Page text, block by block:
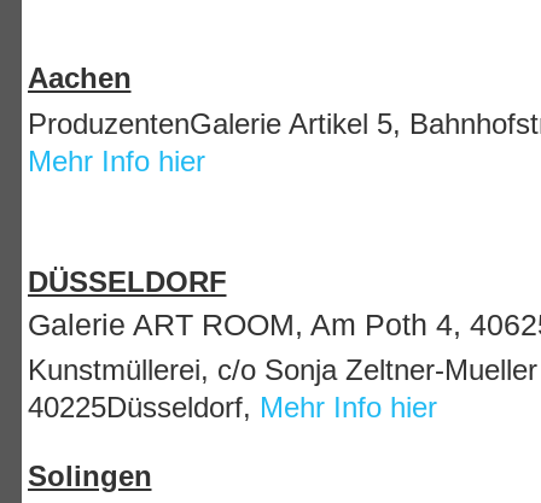
Aachen
ProduzentenGalerie Artikel 5,
Mehr Info hier
DÜSSELDORF
Galerie ART ROOM, Am Poth 4,
Kunstmüllerei, c/o Sonja Zeltner-
40225Düsseldorf, Mehr Info hier
Solingen